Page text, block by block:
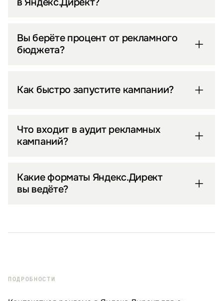
Вы берёте процент от рекламного
бюджета?
Как быстро запустите кампании?
Что входит в аудит рекламных
кампаний?
Какие форматы Яндекс.Директ
вы ведёте?
ПОДРОБНОСТИ